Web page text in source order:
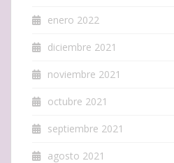
enero 2022
diciembre 2021
noviembre 2021
octubre 2021
septiembre 2021
agosto 2021